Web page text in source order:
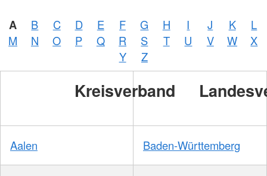
A B C D E F G H I J K
L
M
N O P Q R S T U V W
X
Y
Z
Kreisverband
Aalen Baden-Württemberg